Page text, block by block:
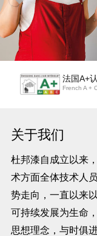
法国A+
French A +
关于我们
杜邦漆自成立以来
术方面全体技术人
势走向，一直以来
可持续发展为生命
思想理念，与时俱